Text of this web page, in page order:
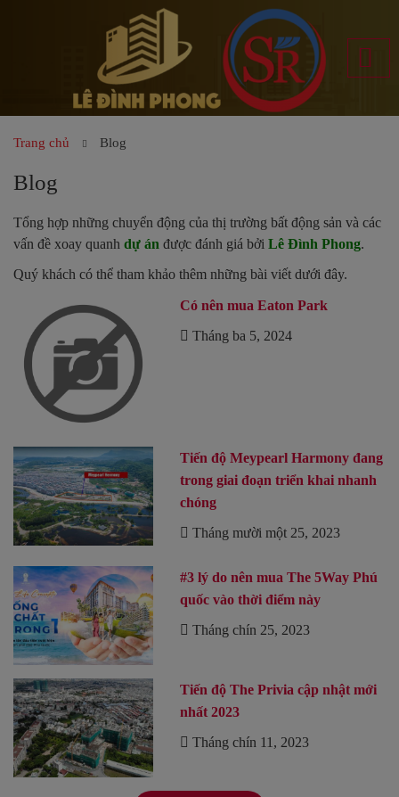
Trang chủ Blog
Blog
Tổng hợp những chuyển động của thị trường bất động sản và các
vấn đề xoay quanh dự án được đánh giá bởi Lê Đình Phong.
Quý khách có thể tham khảo thêm những bài viết dưới đây.
Có nên mua Eaton Park
Tháng ba 5, 2024
Tiến độ Meypearl Harmony đang
trong giai đoạn triển khai nhanh
chóng
Tháng mười một 25, 2023
#3 lý do nên mua The 5Way Phú
quốc vào thời điểm này
Tháng chín 25, 2023
Tiến độ The Privia cập nhật mới
nhất 2023
Tháng chín 11, 2023